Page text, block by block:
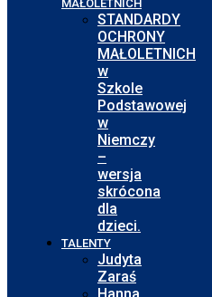
MAŁOLETNICH
STANDARDY
OCHRONY
MAŁOLETNICH
w
Szkole
Podstawowej
w
Niemczy
–
wersja
skrócona
dla
dzieci.
TALENTY
Judyta
Zaraś